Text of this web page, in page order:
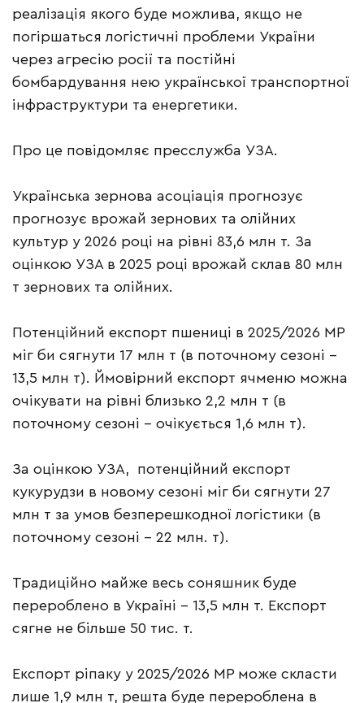
реалізація якого буде можлива, якщо не
погіршаться логістичні проблеми України
через агресію росії та постійні
бомбардування нею української транспортної
інфраструктури та енергетики.
Про це повідомляє пресслужба УЗА.
Українська зернова асоціація прогнозує
прогнозує врожай зернових та олійних
культур у 2026 році на рівні 83,6 млн т. За
оцінкою УЗА в 2025 році врожай склав 80 млн
т зернових та олійних.
Потенційний експорт пшениці в 2025/2026 МР
міг би сягнути 17 млн т (в поточному сезоні –
13,5 млн т). Ймовірний експорт ячменю можна
очікувати на рівні близько 2,2 млн т (в
поточному сезоні – очікується 1,6 млн т).
За оцінкою УЗА, потенційний експорт
кукурудзи в новому сезоні міг би сягнути 27
млн т за умов безперешкодної логістики (в
поточному сезоні – 22 млн. т).
Традиційно майже весь соняшник буде
перероблено в Україні – 13,5 млн т. Експорт
сягне не більше 50 тис. т.
Експорт ріпаку у 2025/2026 МР може скласти
лише 1,9 млн т, решта буде перероблена в